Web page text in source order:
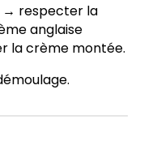
→ respecter la
anglaise
la crème montée.